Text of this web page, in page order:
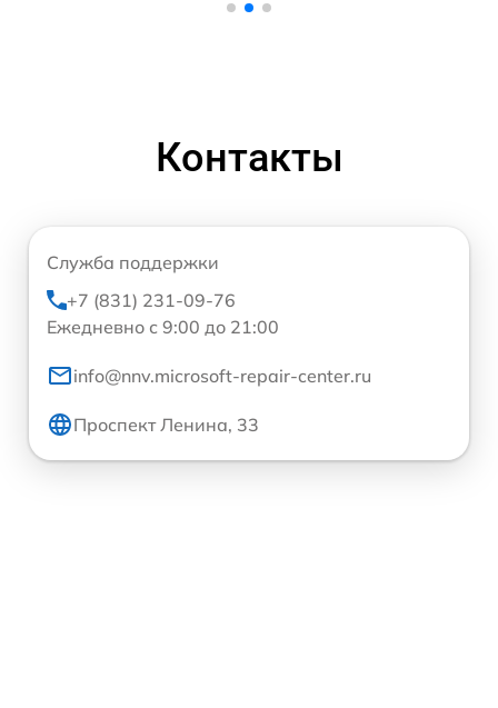
Контакты
Служба поддержки
+7 (831) 231-09-76
Ежедневно с 9:00 до 21:00
info@nnv.microsoft-repair-center.ru
Проспект Ленина, 33